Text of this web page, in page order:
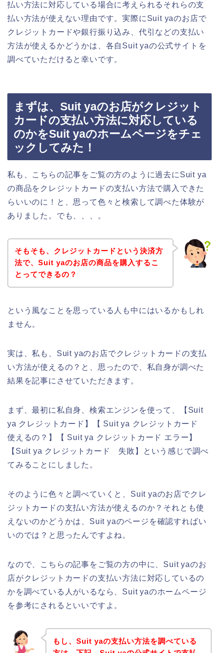
払い方法に対応している場合に考えられるそれらの支
払い方法が使えない理由です。実際にSuit yaのお店で
クレジットカードや銀行振り込み、代引などの支払い
方法が使えるかどうかは、各自Suit yaの公式サイトを
調べていただけると幸いです。
まずは、Suit yaのお店がクレジット
カードの支払い方法に対応している
のかをSuit yaのホームページをチェ
ックしてみた！
私も、こちらの記事をご覧の方のように過去にSuit ya
の商品をクレジットカードの支払い方法で購入できた
らいいのに！と、思って色々と検索して調べた体験が
ありました。でも、、、。
そもそも、クレジットカードという決済方
法で、Suit yaのお店の商品を購入するこ
とってできるの？
という風なことを思っている人も中にはいるかもしれ
ません。
実は、私も、Suit yaのお店でクレジットカードの支払
い方法が使えるの？と、思ったので、私自身が調べた
結果を記事にさせていただきます。
まず、最初に私自身、検索エンジンを使って、【Suit
ya クレジットカード】【 Suit ya クレジットカード
使えるの？】【 Suit ya クレジットカード エラー】
【Suit ya クレジットカード 失敗】という感じで調べ
てみることにしました。
そのように色々と調べていくと、Suit yaのお店でクレ
ジットカードの支払い方法が使えるのか？それとも使
えないのかどうかは、Suit yaのページを確認すればい
いのでは？と思ったんですよね。
なので、こちらの記事をご覧の方の中に、Suit yaのお
店がクレジットカードの支払い方法に対応しているの
かを調べている人がいるなら、Suit yaのホームページ
を参考にされるといいですよ。
もし、Suit yaの支払い方法を調べている